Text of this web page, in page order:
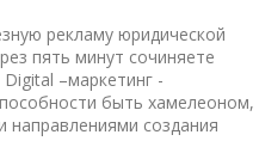
рекламу юридической
пять минут сочиняете
–маркетинг -
быть хамелеоном,
направлениями создания